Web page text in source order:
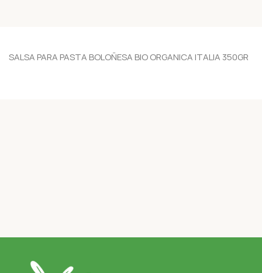
SALSA PARA PASTA BOLOÑESA BIO ORGANICA ITALIA 350GR